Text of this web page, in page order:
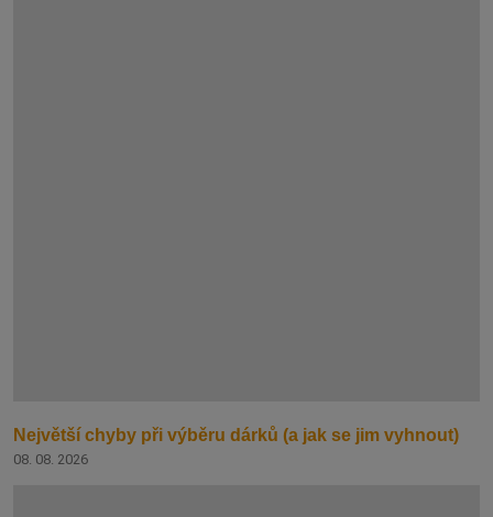
Největší chyby při výběru dárků (a jak se jim vyhnout)
08. 08. 2026